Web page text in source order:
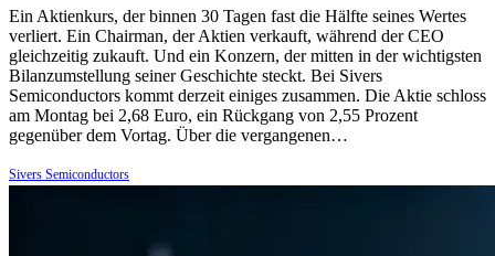
Ein Aktienkurs, der binnen 30 Tagen fast die Hälfte seines Wertes
verliert. Ein Chairman, der Aktien verkauft, während der CEO
gleichzeitig zukauft. Und ein Konzern, der mitten in der wichtigsten
Bilanzumstellung seiner Geschichte steckt. Bei Sivers
Semiconductors kommt derzeit einiges zusammen. Die Aktie schloss
am Montag bei 2,68 Euro, ein Rückgang von 2,55 Prozent
gegenüber dem Vortag. Über die vergangenen…
Sivers Semiconductors